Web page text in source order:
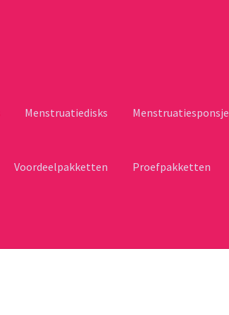
Menstruatiedisks
Voordeelpakketten Proefpakketten